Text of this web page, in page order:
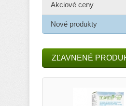
Akciové ceny
Nové produkty
ZĽAVNENÉ